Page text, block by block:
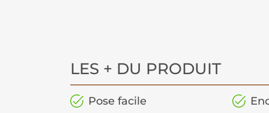
LES + DU PRODUIT
Pose facile